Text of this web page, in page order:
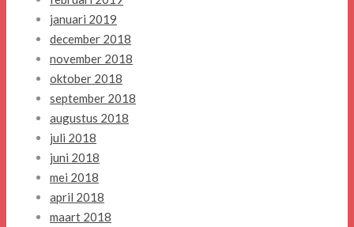
januari 2019
december 2018
november 2018
oktober 2018
september 2018
augustus 2018
juli 2018
juni 2018
mei 2018
april 2018
maart 2018